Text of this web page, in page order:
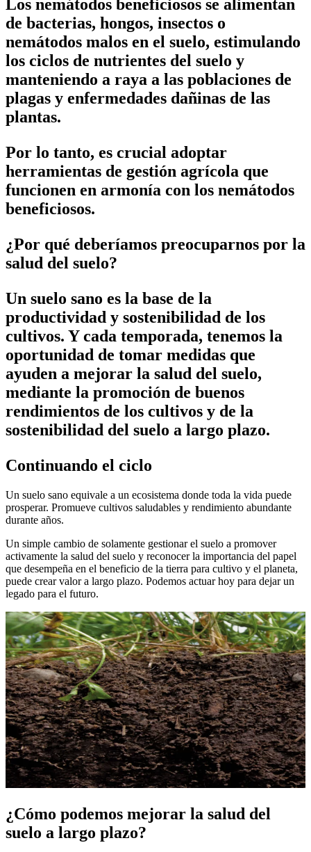
Los nemátodos beneficiosos se alimentan
de bacterias, hongos, insectos o
nemátodos malos en el suelo, estimulando
los ciclos de nutrientes del suelo y
manteniendo a raya a las poblaciones de
plagas y enfermedades dañinas de las
plantas.
Por lo tanto, es crucial adoptar
herramientas de gestión agrícola que
funcionen en armonía con los nemátodos
beneficiosos.
¿Por qué deberíamos preocuparnos por la
salud del suelo?
Un suelo sano es la base de la
productividad y sostenibilidad de los
cultivos. Y cada temporada, tenemos la
oportunidad de tomar medidas que
ayuden a mejorar la salud del suelo,
mediante la promoción de buenos
rendimientos de los cultivos y de la
sostenibilidad del suelo a largo plazo.
Continuando el ciclo
Un suelo sano equivale a un ecosistema donde toda la vida puede
prosperar. Promueve cultivos saludables y rendimiento abundante
durante años.
Un simple cambio de solamente gestionar el suelo a promover
activamente la salud del suelo y reconocer la importancia del papel
que desempeña en el beneficio de la tierra para cultivo y el planeta,
puede crear valor a largo plazo. Podemos actuar hoy para dejar un
legado para el futuro.
¿Cómo podemos mejorar la salud del
suelo a largo plazo?